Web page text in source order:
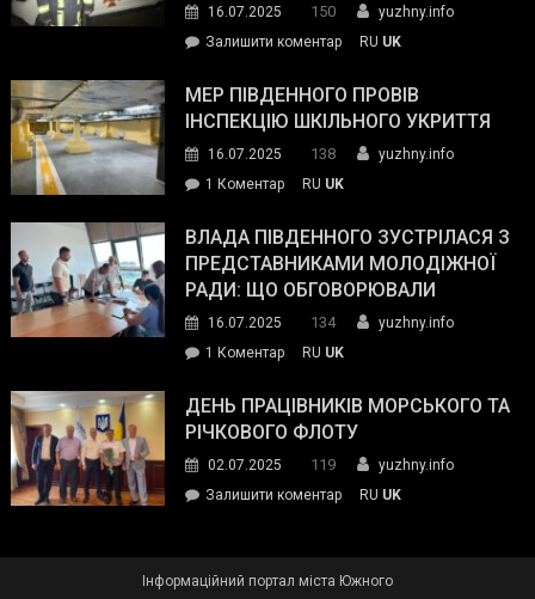
силових
та
органів:
«Наш
спільний
окупанти.
Маємо
діяти
команда
16.07.2025 150
yuzhny.info
Залишити коментарon
ДСНС
власноруч
пожежу
у
RU UK
МЕР ПІВДЕННОГО ПРОВІВ
ІНСПЕКЦІЮ ШКІЛЬНОГО УКРИТТЯ
16.07.2025 138
yuzhny.info
1 Коментардо
Південного
провів
інспекцію
укриття
RU UK
ВЛАДА ПІВДЕННОГО ЗУСТРІЛАСЯ З
ПРЕДСТАВНИКАМИ МОЛОДІЖНОЇ
РАДИ: ЩО ОБГОВОРЮВАЛИ
16.07.2025 134
yuzhny.info
1 Коментардо
Південного
зустрілася
представниками
молодіжної
обговорювали
RU UK
ДЕНЬ ПРАЦІВНИКІВ МОРСЬКОГО ТА
РІЧКОВОГО ФЛОТУ
02.07.2025 119
yuzhny.info
Залишити коментарon
RU UK
Інформаційний портал міста Южного